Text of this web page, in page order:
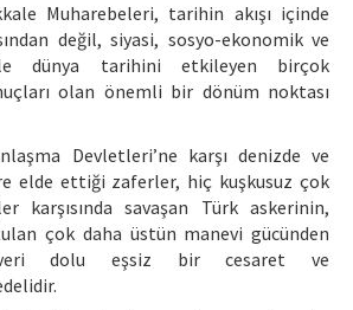
Muharebeleri, tarihin akışı içinde
değil, siyasi, sosyo-ekonomik ve
dünya tarihini etkileyen birçok
olan önemli bir dönüm noktası
Devletleri’ne karşı denizde ve
elde ettiği zaferler, hiç kuşkusuz çok
karşısında savaşan Türk askerinin,
çok daha üstün manevi gücünden
dolu eşsiz bir cesaret ve